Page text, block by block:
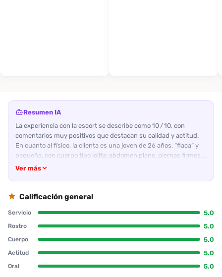
Resumen IA
La experiencia con la escort se describe como 10 / 10, con
comentarios muy positivos que destacan su calidad y actitud.
En cuanto al físico, la clienta es una joven de 26 años, “flaca” y
pequeña, con cuerpo tipo lolita: abdomen plano, piernas firmes,
senos diminutos tipo limoncitos, piel suave y trasero
real supera la de las fotos, lo que agrada a los clientes. La actitud
sexy y se muestra abierta a iniciar contacto. En cuanto a los
servicios, se resaltan sus habilidades orales, especialmente el
“devora el pene” sin afanes. Se hace un 69 y otras posiciones,
todo con buena iniciativa por parte de la escort. No se menciona
ningún aspecto negativo; el servicio se percibe impecable, lo
Ver más
Calificación general
Servicio 5.0
Rostro 5.0
Cuerpo 5.0
Actitud 5.0
Oral 5.0